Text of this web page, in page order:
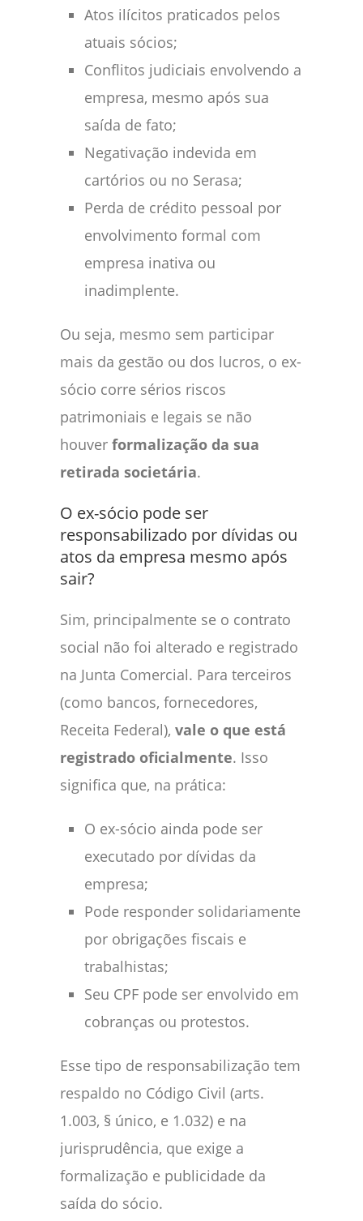
Atos ilícitos praticados pelos
atuais sócios;
Conflitos judiciais envolvendo a
empresa, mesmo após sua
saída de fato;
Negativação indevida em
cartórios ou no Serasa;
Perda de crédito pessoal por
envolvimento formal com
empresa inativa ou
inadimplente.
Ou seja, mesmo sem participar
mais da gestão ou dos lucros, o ex-
sócio corre sérios riscos
patrimoniais e legais se não
houver formalização da sua
retirada societária.
O ex-sócio pode ser
responsabilizado por dívidas ou
atos da empresa mesmo após
sair?
Sim, principalmente se o contrato
social não foi alterado e registrado
na Junta Comercial. Para terceiros
(como bancos, fornecedores,
Receita Federal), vale o que está
registrado oficialmente. Isso
significa que, na prática:
O ex-sócio ainda pode ser
executado por dívidas da
empresa;
Pode responder solidariamente
por obrigações fiscais e
trabalhistas;
Seu CPF pode ser envolvido em
cobranças ou protestos.
Esse tipo de responsabilização tem
respaldo no Código Civil (arts.
1.003, § único, e 1.032) e na
jurisprudência, que exige a
formalização e publicidade da
saída do sócio.